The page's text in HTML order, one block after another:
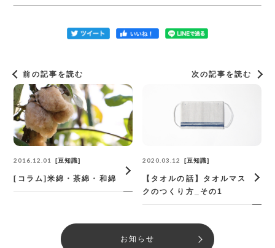
前の記事を読む
2016.12.01 豆知識
[コラム]米綿・茶綿・和綿
次の記事を読む
2020.03.12 豆知識
【タオルの話】タオルマス
クのつくり方_その1
お知らせ